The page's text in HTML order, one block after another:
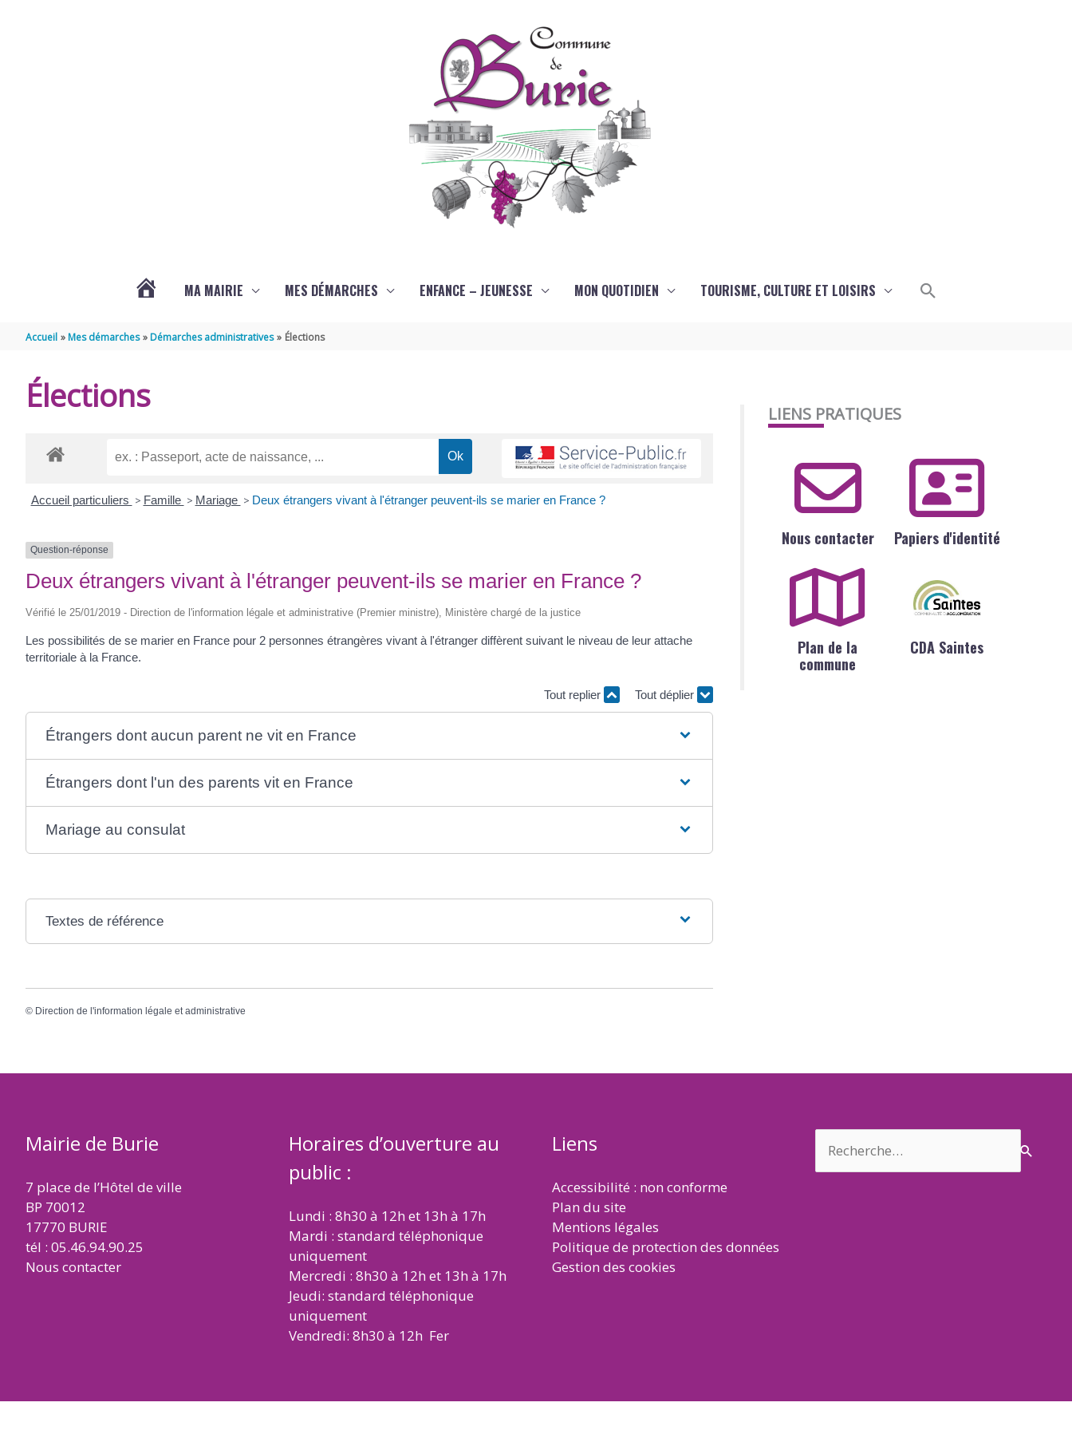
MA MAIRIE MES DÉMARCHES ENFANCE – JEUNESSE MON QUOTIDIEN TOURISME, CULTURE ET LOISIRS Rechercher
Accueil Mes démarches Démarches administratives Élections
Élections
Accueil particuliers > Famille > Mariage > Deux étrangers vivant à l'étranger peuvent-ils se marier en France ?
Question-réponse
Deux étrangers vivant à l'étranger peuvent-ils se marier en France ?
Vérifié le 25/01/2019 - Direction de l'information légale et administrative (Premier ministre), Ministère chargé de la justice
Les possibilités de se marier en France pour 2 personnes étrangères vivant à l'étranger diffèrent suivant le niveau de leur attache
territoriale à la France.
Tout replier Tout déplier
Étrangers dont aucun parent ne vit en France
Étrangers dont l'un des parents vit en France
Mariage au consulat
Textes de référence
© Direction de l'information légale et administrative
LIENS PRATIQUES
Nous contacter Papiers d'identité
Plan de la
commune
CDA Saintes
Mairie de Burie
7 place de l’Hôtel de ville
BP 70012
17770 BURIE
tél : 05.46.94.90.25
Nous contacter
Horaires d’ouverture au
public :
Lundi : 8h30 à 12h et 13h à 17h
Mardi : standard téléphonique
uniquement
Mercredi : 8h30 à 12h et 13h à 17h
Jeudi: standard téléphonique
uniquement
Vendredi: 8h30 à 12h Fer
Liens
Accessibilité : non conforme
Plan du site
Mentions légales
Politique de protection des données
Gestion des cookies